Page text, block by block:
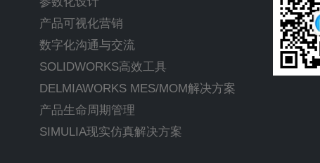
产品可视化营销
数字化沟通与交流
SOLIDWORKS高效工具
DELMIAWORKS MES/MOM解决方案
产品生命周期管理
SIMULIA现实仿真解决方案